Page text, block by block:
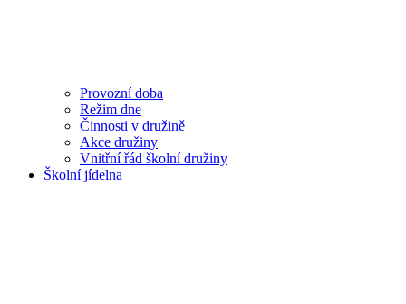
Provozní doba
Režim dne
Činnosti v družině
Akce družiny
Vnitřní řád školní družiny
Školní jídelna